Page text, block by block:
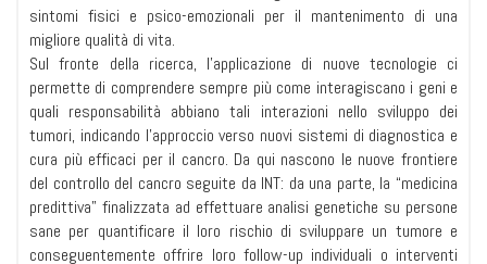
sintomi fisici e psico-emozionali per il mantenimento di una
migliore qualità di vita.
Sul fronte della ricerca, l’applicazione di nuove tecnologie ci
permette di comprendere sempre più come interagiscano i geni e
quali responsabilità abbiano tali interazioni nello sviluppo dei
tumori, indicando l’approccio verso nuovi sistemi di diagnostica e
cura più efficaci per il cancro. Da qui nascono le nuove frontiere
del controllo del cancro seguite da INT: da una parte, la “medicina
predittiva” finalizzata ad effettuare analisi genetiche su persone
sane per quantificare il loro rischio di sviluppare un tumore e
conseguentemente offrire loro follow-up individuali o interventi